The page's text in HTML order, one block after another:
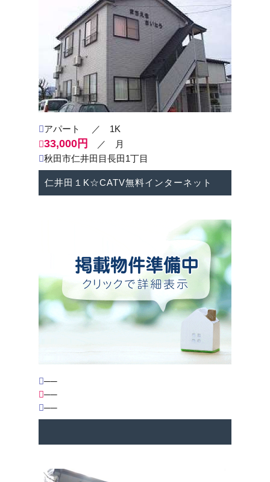
2023-11-29
＜年末年始休業のご案内＞
12/29（金）～ １/4（木）はお休みさせて頂きま
す。
※1/5（金）より通常営業致します。
2023-07-14
※8/17（木）より通常営業致します。
2023-05-01
＜ゴールデンウィークお休みのご案内＞
５/3（水）～５/7（日）はお休みさせて頂きま
※５/８（月）より通常営業致します。
アパート ／ 1K
33,000円
／ 月
秋田市仁井田目長田1丁目
仁井田１K☆CATV無料インターネット
──
──
──